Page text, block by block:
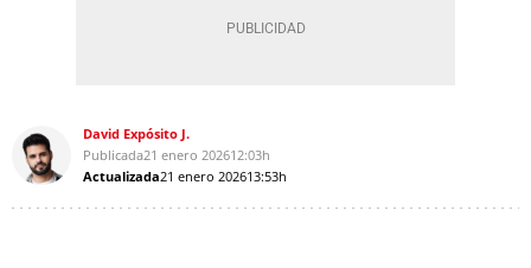
David Expósito J.
Publicada21 enero 202612:03h
Actualizada21 enero 202613:53h